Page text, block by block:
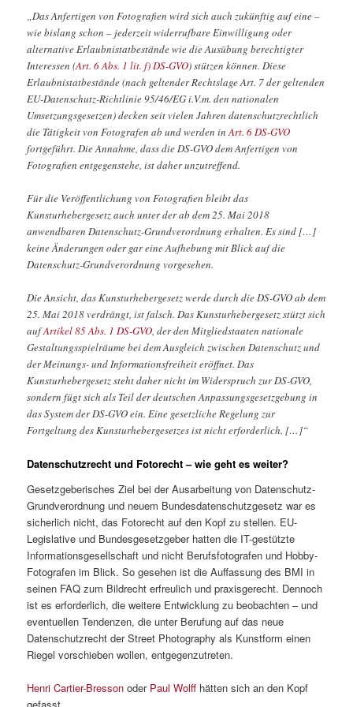
„Das Anfertigen von Fotografien wird sich auch zukünftig auf eine –
wie bislang schon – jederzeit widerrufbare Einwilligung oder
alternative Erlaubnistatbestände wie die Ausübung berechtigter
Interessen (Art. 6 Abs. 1 lit. f) DS-GVO) stützen können. Diese
Erlaubnistatbestände (nach geltender Rechtslage Art. 7 der geltenden
EU-Datenschutz-Richtlinie 95/46/EG i.V.m. den nationalen
Umsetzungsgesetzen) decken seit vielen Jahren datenschutzrechtlich
die Tätigkeit von Fotografen ab und werden inArt. 6 DS-GVO
fortgeführt. Die Annahme, dass die DS-GVO dem Anfertigen von
Fotografien entgegenstehe, ist daher unzutreffend.
Für die Veröffentlichung von Fotografien bleibt das
Kunsturhebergesetz auch unter der ab dem 25. Mai 2018
anwendbaren Datenschutz-Grundverordnung erhalten. Es sind […]
keine Änderungen oder gar eine Aufhebung mit Blick auf die
Datenschutz-Grundverordnung vorgesehen.
Die Ansicht, das Kunsturhebergesetz werde durch die DS-GVO ab dem
25. Mai 2018 verdrängt, ist falsch. Das Kunsturhebergesetz stützt sich
aufArtikel 85 Abs. 1 DS-GVO, der den Mitgliedstaaten nationale
Gestaltungsspielräume bei dem Ausgleich zwischen Datenschutz und
der Meinungs- und Informationsfreiheit eröffnet. Das
Kunsturhebergesetz steht daher nicht im Widerspruch zur DS-GVO,
sondern fügt sich als Teil der deutschen Anpassungsgesetzgebung in
das System der DS-GVO ein. Eine gesetzliche Regelung zur
Fortgeltung des Kunsturhebergesetzes ist nicht erforderlich. […]“
Datenschutzrecht und Fotorecht – wie geht es weiter?
Gesetzgeberisches Ziel bei der Ausarbeitung von Datenschutz-
Grundverordnung und neuem Bundesdatenschutzgesetz war es
sicherlich nicht, das Fotorecht auf den Kopf zu stellen. EU-
Legislative und Bundesgesetzgeber hatten die IT-gestützte
Informationsgesellschaft und nicht Berufsfotografen und Hobby-
Fotografen im Blick. So gesehen ist die Auffassung des BMI in
seinen FAQ zum Bildrecht erfreulich und praxisgerecht. Dennoch
ist es erforderlich, die weitere Entwicklung zu beobachten – und
eventuellen Tendenzen, die unter Berufung auf das neue
Datenschutzrecht der Street Photography als Kunstform einen
Riegel vorschieben wollen, entgegenzutreten.
Henri Cartier-Bresson oder Paul Wolff hätten sich an den Kopf
gefasst.